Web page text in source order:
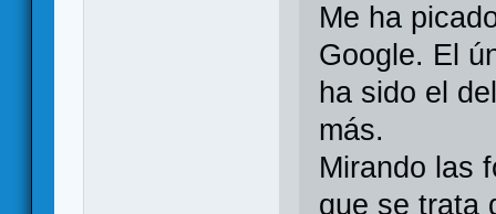
Me ha
Google. El
ha sido el
más.
Mirando las
que se trata